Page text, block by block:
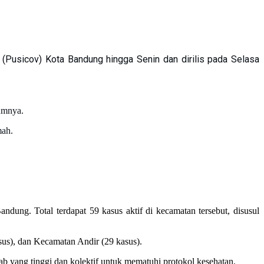
(Pusicov) Kota Bandung hingga Senin dan dirilis pada Selasa
Total terdapat 59 kasus aktif di kecamatan tersebut, disusul
dan Kecamatan Andir (29 kasus).
yang tinggi dan kolektif untuk mematuhi protokol kesehatan.